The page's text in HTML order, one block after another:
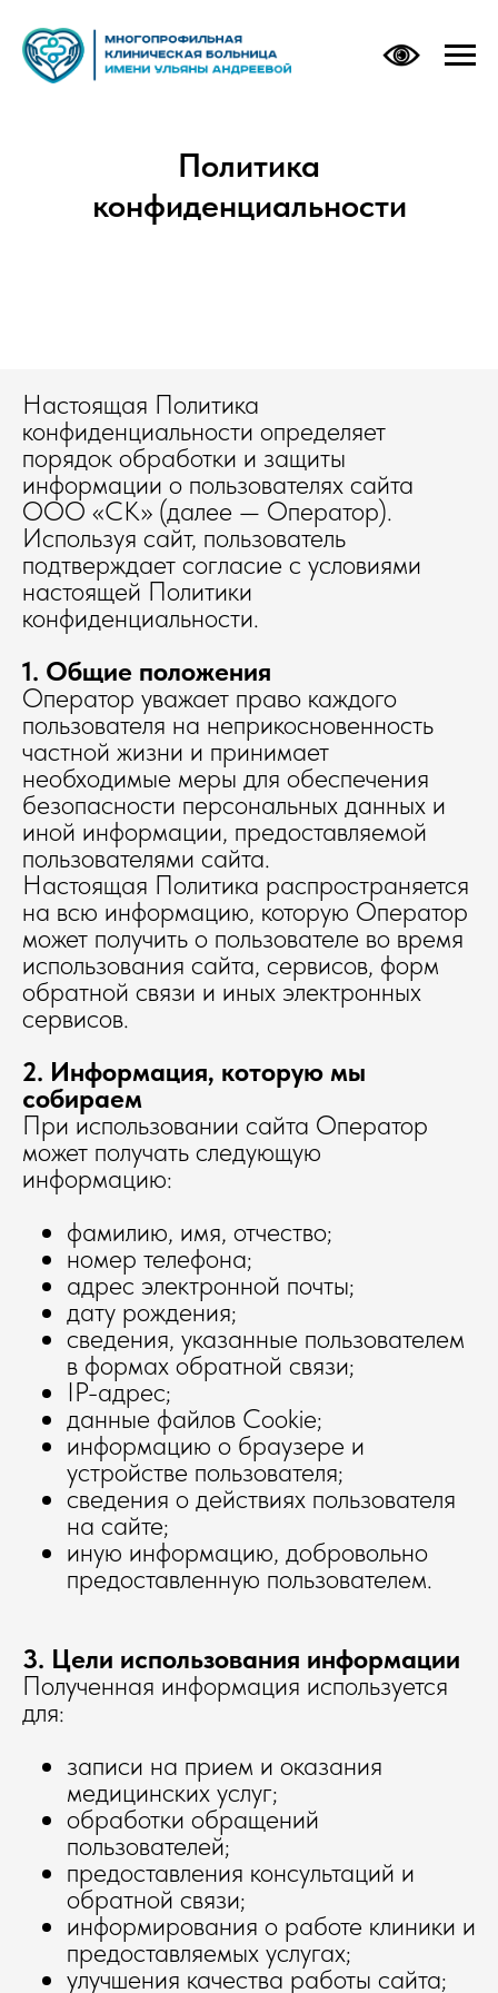
Политика
конфиденциальности
Настоящая Политика
конфиденциальности определяет
порядок обработки и защиты
информации о пользователях сайта
ООО «СК» (далее — Оператор).
Используя сайт, пользователь
подтверждает согласие с условиями
настоящей Политики
конфиденциальности.
1. Общие положения
Оператор уважает право каждого
пользователя на неприкосновенность
частной жизни и принимает
необходимые меры для обеспечения
безопасности персональных данных и
иной информации, предоставляемой
пользователями сайта.
Настоящая Политика распространяется
на всю информацию, которую Оператор
может получить о пользователе во время
использования сайта, сервисов, форм
обратной связи и иных электронных
сервисов.
2. Информация, которую мы
собираем
При использовании сайта Оператор
может получать следующую
информацию:
фамилию, имя, отчество;
номер телефона;
адрес электронной почты;
дату рождения;
сведения, указанные пользователем
в формах обратной связи;
IP-адрес;
данные файлов Cookie;
информацию о браузере и
устройстве пользователя;
сведения о действиях пользователя
на сайте;
иную информацию, добровольно
предоставленную пользователем.
3. Цели использования информации
Полученная информация используется
для:
записи на прием и оказания
медицинских услуг;
обработки обращений
пользователей;
предоставления консультаций и
обратной связи;
информирования о работе клиники и
предоставляемых услугах;
улучшения качества работы сайта;